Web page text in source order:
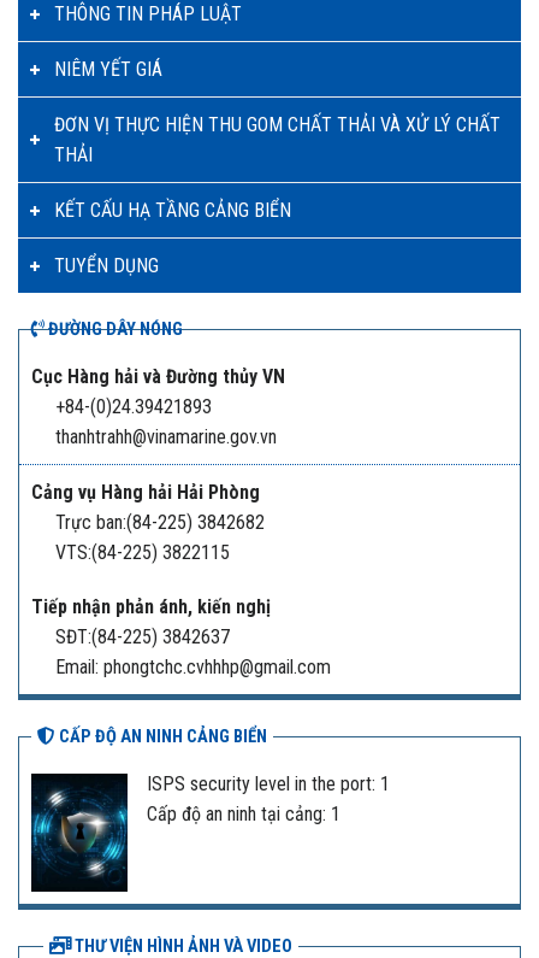
THÔNG TIN PHÁP LUẬT
NIÊM YẾT GIÁ
ĐƠN VỊ THỰC HIỆN THU GOM CHẤT THẢI VÀ XỬ LÝ CHẤT
THẢI
KẾT CẤU HẠ TẦNG CẢNG BIỂN
TUYỂN DỤNG
ĐƯỜNG DÂY NÓNG
Cục Hàng hải và Đường thủy VN
+84-(0)24.39421893
thanhtrahh@vinamarine.gov.vn
Cảng vụ Hàng hải Hải Phòng
Trực ban:(84-225) 3842682
VTS:(84-225) 3822115
Tiếp nhận phản ánh, kiến nghị
SĐT:(84-225) 3842637
Email: phongtchc.cvhhhp@gmail.com
CẤP ĐỘ AN NINH CẢNG BIỂN
ISPS security level in the port: 1
Cấp độ an ninh tại cảng: 1
THƯ VIỆN HÌNH ẢNH VÀ VIDEO